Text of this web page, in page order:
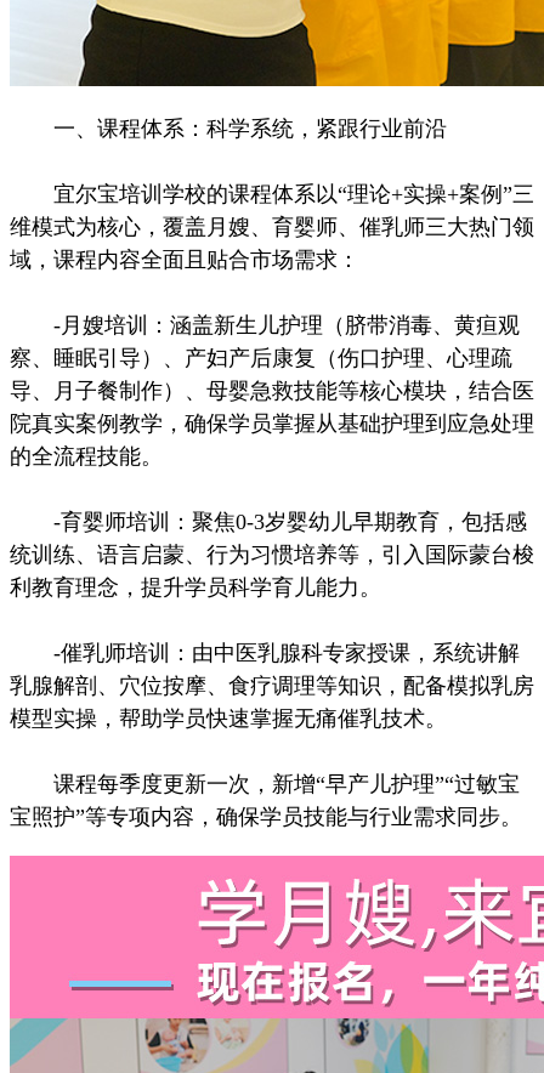
一、课程体系：科学系统，紧跟行业前沿
宜尔宝培训学校的课程体系以“理论+实操+案例”三
维模式为核心，覆盖月嫂、育婴师、催乳师三大热门领
域，课程内容全面且贴合市场需求：
-月嫂培训：涵盖新生儿护理（脐带消毒、黄疸观
察、睡眠引导）、产妇产后康复（伤口护理、心理疏
导、月子餐制作）、母婴急救技能等核心模块，结合医
院真实案例教学，确保学员掌握从基础护理到应急处理
的全流程技能。
-育婴师培训：聚焦0-3岁婴幼儿早期教育，包括感
统训练、语言启蒙、行为习惯培养等，引入国际蒙台梭
利教育理念，提升学员科学育儿能力。
-催乳师培训：由中医乳腺科专家授课，系统讲解
乳腺解剖、穴位按摩、食疗调理等知识，配备模拟乳房
模型实操，帮助学员快速掌握无痛催乳技术。
课程每季度更新一次，新增“早产儿护理”“过敏宝
宝照护”等专项内容，确保学员技能与行业需求同步。